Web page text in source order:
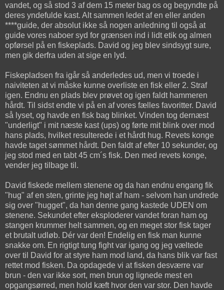
vandet, og så stod 3 af dem 15 meter bag os og begyndte på
deres yndefulde kast. Alt sammen ledet af en eller anden
****guide, der absolut ikke så nogen anledning til også at
guide vores naboer syd for grænsen ind i lidt etik og almen
opførsel på en fiskeplads. David og jeg blev sindsygt sure,
men gik derfra uden at sige en lyd.
Fiskepladsen fra igår så anderledes ud, men vi troede i
naiviteten at vi måske kunne overliste en fisk eller 2. Straf
igen. Endnu en plads blev prøvet og igen faldt hammeren
hårdt. Til sidst endte vi på en af vores fælles favoritter. David
så lyset, og havde en fisk bag blinket. Vinden tog dernæst
"underligt" i mit næste kast (ups) og førte mit blink over mod
hans plads, hvilket resulterede i et hårdt hug. Revets konge
havde taget sømmet hårdt. Den faldt af efter 10 sekunder, og
jeg stod med en tabt 45 cm´s fisk. Den med revets konge,
vender jeg tilbage til.
David fiskede mellem stenene og da han endnu engang fik
"hug" af en sten, grinte jeg højt af ham - selvom han undrede
sig over "hugget", da han denne gang kastede UDEN om
stenene. Sekundet efter eksploderer vandet foran ham og
stangen krummer helt sammen, og en meget stor fisk tager
et brutalt udløb. Dér var den! Endelig en fisk man kunne
snakke om. En rigtigt tung fight var igang og jeg væltede
over til David for at styre ham mod land, da hans blik var fast
rettet mod fisken. Da opdagede vi at fisken desværre var
brun - den var ikke sort, men brun og lignede mest en
opgangsørred, men hold kæft hvor den var stor. Den havde